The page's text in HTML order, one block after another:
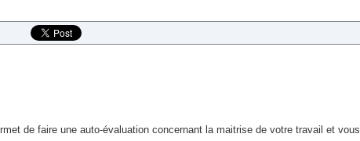
de faire une auto-évaluation concernant la maitrise de votre travail et vous